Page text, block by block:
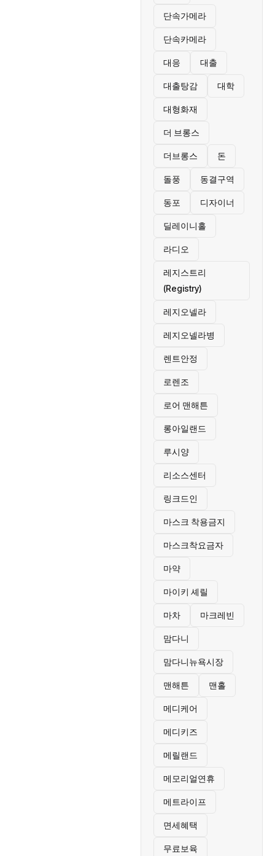
단속가메라
단속카메라
대응 대출
대출탕감 대학
대형화재
더 브롱스
더브롱스 돈
돌풍 동결구역
동포 디자이너
딜레이니홀
라디오
레지스트리
(Registry)
레지오넬라
레지오넬라병
렌트안정
로렌조
로어 맨해튼
롱아일랜드
루시양
리소스센터
링크드인
마스크 착용금지
마스크착요금자
마약
마이키 셰릴
마차 마크레빈
맘다니
맘다니뉴욕시장
맨해튼 맨홀
메디케어
메디키즈
메릴랜드
메모리얼연휴
메트라이프
면세혜택
무료보육